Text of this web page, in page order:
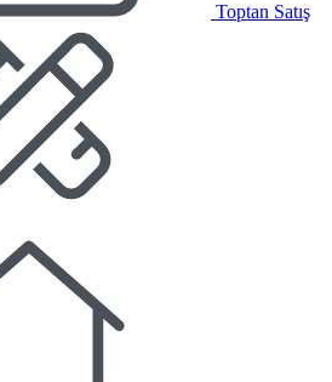
Toptan Satış